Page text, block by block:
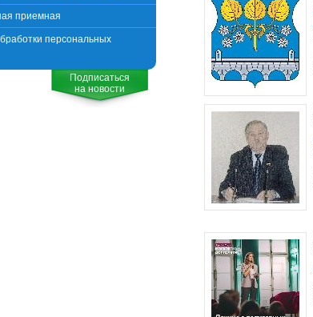
приемная
персональных
Подписаться
на новости